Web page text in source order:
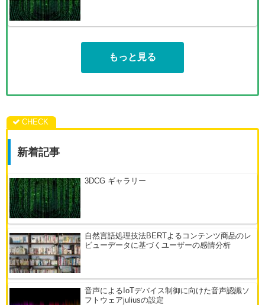
もっと見る
新着記事
3DCG ギャラリー
自然言語処理技法BERTよるコンテンツ商品のレ
ビューデータに基づくユーザーの感情分析
音声によるIoTデバイス制御に向けた音声認識ソ
フトウェアjuliusの設定